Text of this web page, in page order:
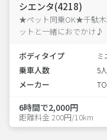
シエンタ(4218)
★ペット同乗OK★千駄木
ットと一緒におでかけ♪
ボディタイプ ミ
乗車人数 5人
メーカー
6時間で2,000円
距離料金 200円/10km